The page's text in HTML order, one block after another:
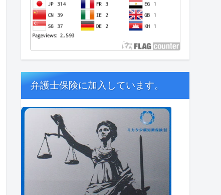
弁護士保険に加入しています。